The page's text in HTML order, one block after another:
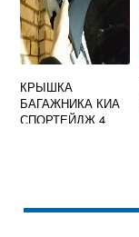
КРЫШКА
БАГАЖНИКА КИА
СПОРТЕЙДЖ 4